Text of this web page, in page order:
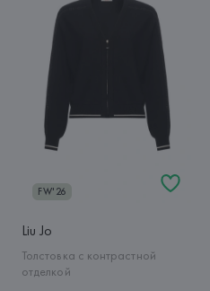
FW'26
Liu Jo
Толстовка с контрастной
отделкой